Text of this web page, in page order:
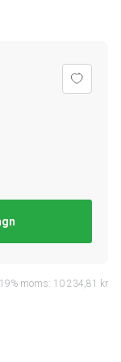
moms: 10 234,81 kr